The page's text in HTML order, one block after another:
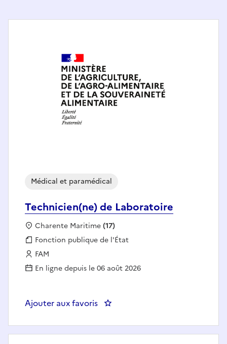
Technicien(ne) de Laboratoire
Médical et paramédical
Localisation :
Charente Maritime(17)
Fonction publique :
Fonction publique de l'État
Employeur :
FAM
En ligne depuis le 06 août 2026
Ajouter aux favoris : Technicien(ne) de Laboratoire